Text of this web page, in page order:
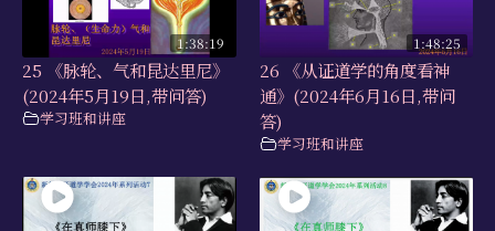
1:38:19
25 《脉轮、气和昆达里尼》
(2024年5月19日,带问答)
学习班和讲座
1:48:25
26 《从证道学的角度看神
通》(2024年6月16日,带问
答)
学习班和讲座